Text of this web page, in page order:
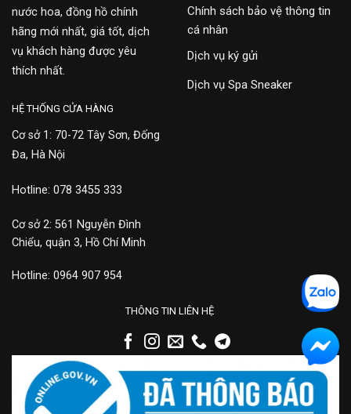
nước hoa, đồng hồ chính
hãng mới nhất, giá tốt, dịch
vụ khách hàng được yêu
thích nhất.
Chính sách bảo vệ thông tin
cá nhân
Dịch vụ ký gửi
Dịch vụ Spa Sneaker
HỆ THỐNG CỬA HÀNG
Cơ sở 1: 70-72 Tây Sơn, Đống
Đa, Hà Nội
Hotline: 078 3455 333
Cơ sở 2: 561 Nguyễn Đình
Chiểu, quận 3, Hồ Chí Minh
Hotline: 0964 907 954
THÔNG TIN LIÊN HỆ